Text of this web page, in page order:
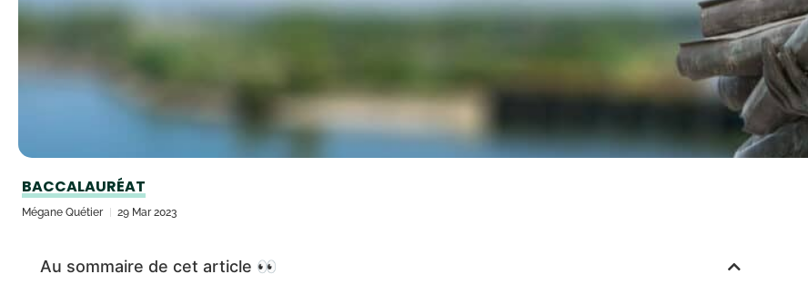
BACCALAURÉAT
Mégane Quétier 29 Mar 2023
Au sommaire de cet article 👀